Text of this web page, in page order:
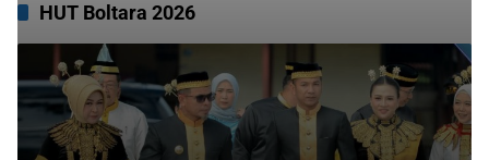
HUT Boltara 2026